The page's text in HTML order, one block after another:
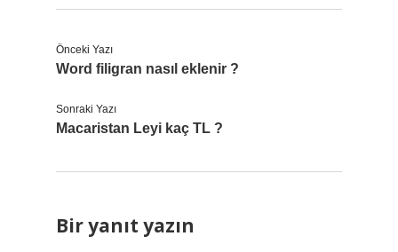
Önceki Yazı
Word filigran nasıl eklenir ?
Sonraki Yazı
Macaristan Leyi kaç TL ?
Bir yanıt yazın